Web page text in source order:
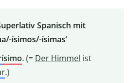
Spanisch mit
ísimos/-ísimas‘
ísimo. (= Der Himmel ist
.)